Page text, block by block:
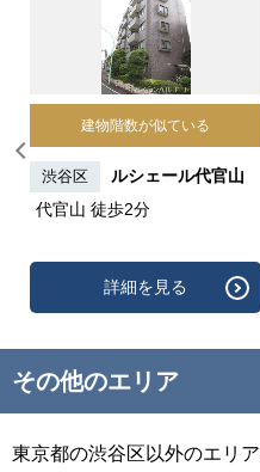
建物階数が似ている
渋谷区
ルシェール代官山
代官山 徒歩2分
詳細を見る
その他のエリア
東京都の渋谷区以外のエリ